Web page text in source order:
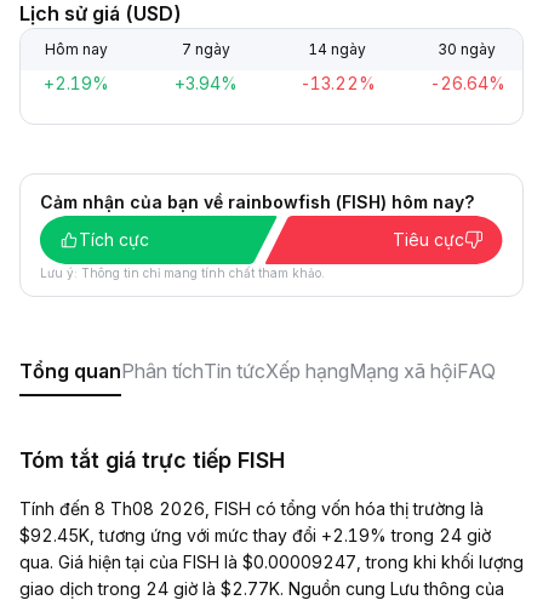
Lịch sử giá (USD)
Hôm nay 7 ngày 14 ngày 30 ngày
+2.19% +3.94% -13.22% -26.64%
Cảm nhận của bạn về rainbowfish (FISH) hôm nay?
Tích cực
Tiêu cực
Lưu ý: Thông tin chỉ mang tính chất tham khảo.
Tổng quanPhân tíchTin tứcXếp hạngMạng xã hộiFAQ
Tóm tắt giá trực tiếp FISH
Tính đến 8 Th08 2026, FISH có tổng vốn hóa thị trường là
$92.45K, tương ứng với mức thay đổi +2.19% trong 24 giờ
qua. Giá hiện tại của FISH là $0.00009247, trong khi khối lượng
giao dịch trong 24 giờ là $2.77K. Nguồn cung Lưu thông của